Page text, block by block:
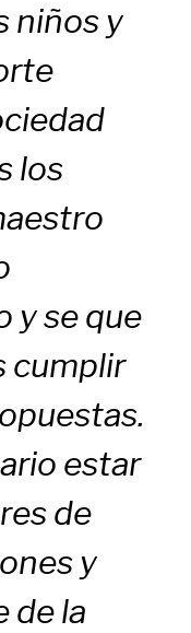
niños y
los
y se que
cumplir
estar
de
y
de la